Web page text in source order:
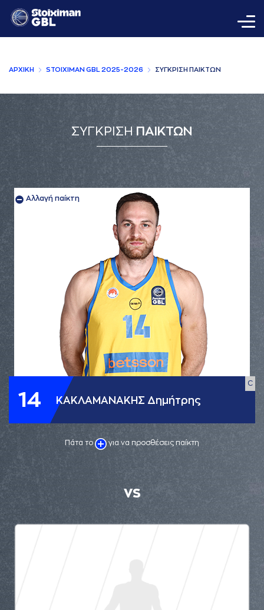
AΡΧΙΚΗ STOIXIMAN GBL 2025-2026 ΣΥΓΚΡΙΣΗ ΠAΙΚΤΩΝ
ΣΥΓΚΡΙΣΗ ΠΑΙΚΤΩΝ
14 ΚΑΚΛΑΜΑΝΑΚΗΣ Δημήτρης
C
Αλλαγή παίκτη
Πάτα το για να προσθέσεις παίκτη
VS